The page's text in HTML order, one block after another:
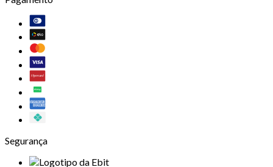
Segurança